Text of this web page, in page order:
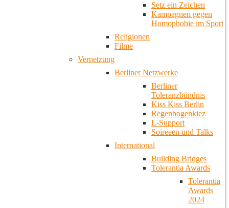
Setz ein Zeichen
Kampagnen gegen
Homophobie im Sport
Religionen
Filme
Vernetzung
Berliner Netzwerke
Berliner
Toleranzbündnis
Kiss Kiss Berlin
Regenbogenkiez
L-Support
Soireeen und Talks
International
Building Bridges
Tolerantia Awards
Tolerantia
Awards
2024